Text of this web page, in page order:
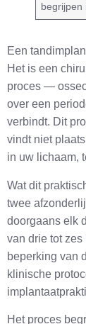
begrijpen
Een
Het is een
proces —
over een
verbindt. Dit
vindt niet
in uw lichaam,
Wat dit
twee
doorgaans elk
van drie tot
beperking van
klinische
Het proces